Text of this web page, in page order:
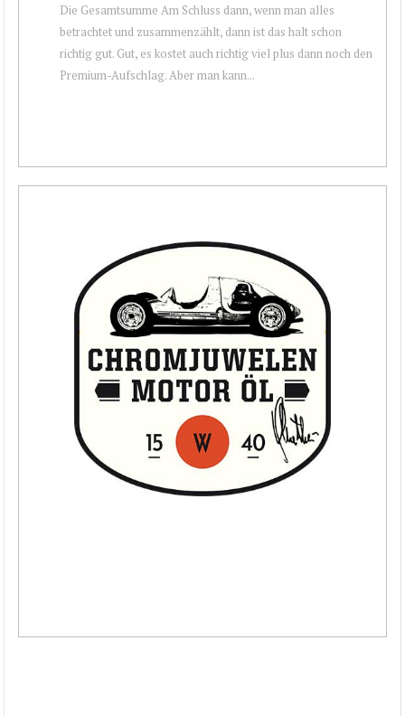
Die Gesamtsumme Am Schluss dann, wenn man alles
betrachtet und zusammenzählt, dann ist das halt schon
richtig gut. Gut, es kostet auch richtig viel plus dann noch den
Premium-Aufschlag. Aber man kann...